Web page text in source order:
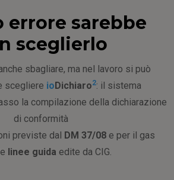
errore sarebbe
sceglierlo
sbagliare, ma nel lavoro si può
scegliere ioDichiaro2: il sistema
la compilazione della dichiarazione
di conformità
previste dal DM 37/08 e per il gas
linee guida edite da CIG.